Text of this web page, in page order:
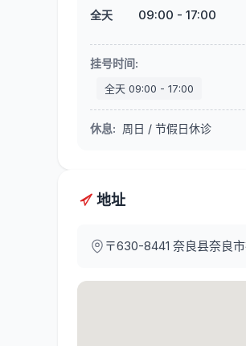
全天 09:00 - 17:00
挂号时间:
全天 09:00 - 17:00
休息: 周日 / 节假日休诊
地址
〒630-8441 奈良县奈良